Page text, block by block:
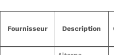
Fournisseur Description